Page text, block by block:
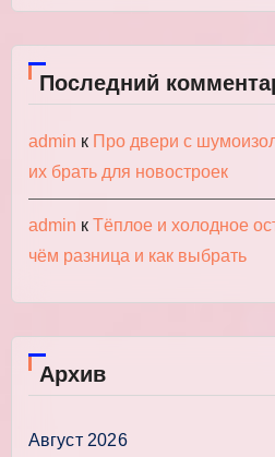
Последний
admin к Про двери с
их брать для новостроек
admin к Тёплое и холодное
чём разница и как выбрать
Архив
Август 2026